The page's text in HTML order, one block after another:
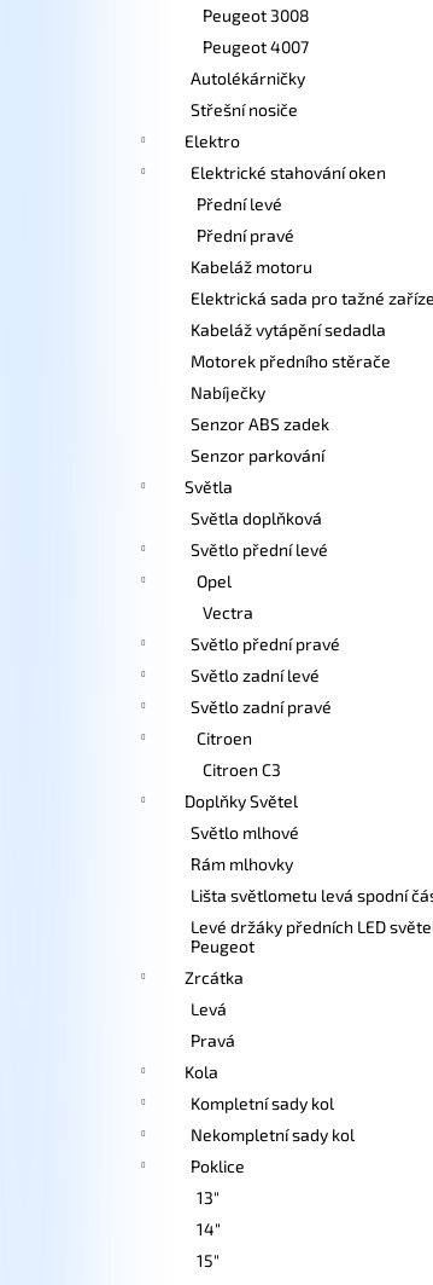
Peugeot 3008
Peugeot 4007
Autolékárničky
Střešní nosiče
Elektro
Elektrické stahování oken
Přední levé
Přední pravé
Kabeláž motoru
Elektrická sada pro tažné
Kabeláž vytápění sedadla
Motorek předního stěrače
Nabíječky
Senzor ABS zadek
Senzor parkování
Světla
Světla doplňková
Světlo přední levé
Opel
Vectra
Světlo přední pravé
Světlo zadní levé
Světlo zadní pravé
Citroen
Citroen C3
Doplňky Světel
Světlo mlhové
Rám mlhovky
Lišta světlometu levá spodní
Levé držáky předních LED
Peugeot
Zrcátka
Levá
Pravá
Kola
Kompletní sady kol
Nekompletní sady kol
Poklice
13"
14"
15"